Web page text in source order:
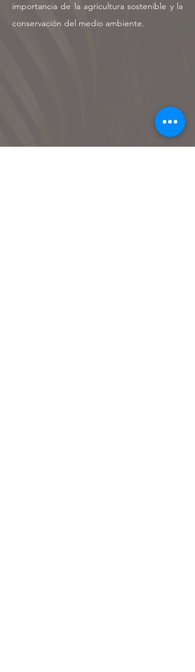
importancia de la agricultura sostenible y la
conservación del medio ambiente.